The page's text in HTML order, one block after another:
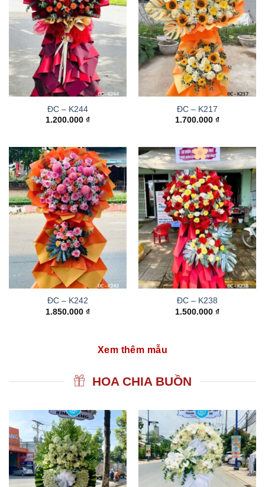
ĐC – K244
1.200.000 ₫
ĐC – K217
1.700.000 ₫
ĐC – K242
1.850.000 ₫
ĐC – K238
1.500.000 ₫
Xem thêm mẫu
HOA CHIA BUỒN